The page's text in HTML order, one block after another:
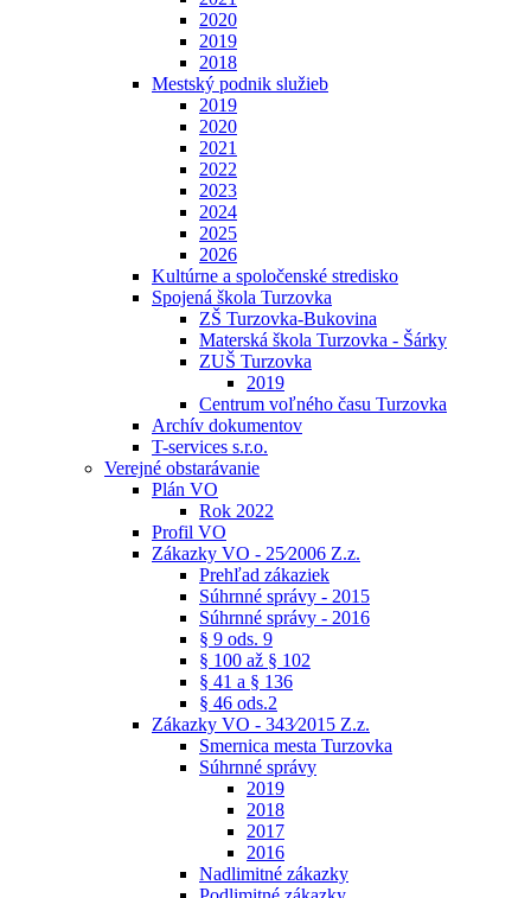
2020
2019
2018
Mestský podnik služieb
2019
2020
2021
2022
2023
2024
2025
2026
Kultúrne a spoločenské stredisko
Spojená škola Turzovka
ZŠ Turzovka-Bukovina
Materská škola Turzovka - Šárky
ZUŠ Turzovka
2019
Centrum voľného času Turzovka
Archív dokumentov
T-services s.r.o.
Verejné obstarávanie
Plán VO
Rok 2022
Profil VO
Zákazky VO - 25⁄2006 Z.z.
Prehľad zákaziek
Súhrnné správy - 2015
Súhrnné správy - 2016
§ 9 ods. 9
§ 100 až § 102
§ 41 a § 136
§ 46 ods.2
Zákazky VO - 343⁄2015 Z.z.
Smernica mesta Turzovka
Súhrnné správy
2019
2018
2017
2016
Nadlimitné zákazky